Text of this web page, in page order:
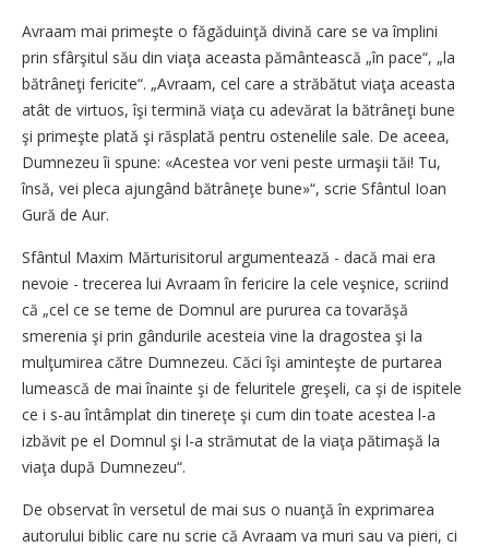
Avraam mai primeşte o făgăduinţă divină care se va împlini
prin sfârşitul său din viaţa aceasta pământească „în pace“, „la
bătrâneţi fericite“. „Avraam, cel care a străbătut viaţa aceasta
atât de virtuos, îşi termină viaţa cu adevărat la bătrâneţi bune
şi primeşte plată şi răsplată pentru ostenelile sale. De aceea,
Dumnezeu îi spune: «Acestea vor veni peste urmaşii tăi! Tu,
însă, vei pleca ajungând bătrâneţe bune»“, scrie Sfântul Ioan
Gură de Aur.
Sfântul Maxim Mărturisitorul argumentează - dacă mai era
nevoie - trecerea lui Avraam în fericire la cele veşnice, scriind
că „cel ce se teme de Domnul are pururea ca tovarăşă
smerenia şi prin gândurile acesteia vine la dragostea şi la
mulţumirea către Dumnezeu. Căci îşi aminteşte de purtarea
lumească de mai înainte şi de feluritele greşeli, ca şi de ispitele
ce i s-au întâmplat din tinereţe şi cum din toate acestea l-a
izbăvit pe el Domnul şi l-a strămutat de la viaţa pătimaşă la
viaţa după Dumnezeu“.
De observat în versetul de mai sus o nuanţă în exprimarea
autorului biblic care nu scrie că Avraam va muri sau va pieri, ci